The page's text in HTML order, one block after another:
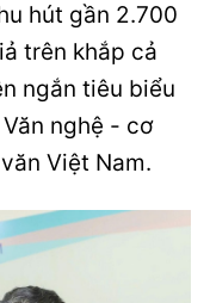
hút gần 2.700
trên khắp cả
ngắn tiêu biểu
nghệ - cơ
Việt Nam.